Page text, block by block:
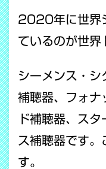
2020年に世界
ているのが世界
シーメンス・シ
補聴器、フォナ
ド補聴器、ス
ス補聴器です。
す。